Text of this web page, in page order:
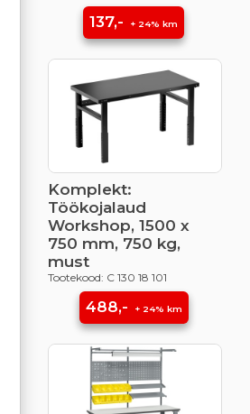
137,- + 24% km
Komplekt:
Töökojalaud
Workshop, 1500 x
750 mm, 750 kg,
must
Tootekood: C 130 18 101
488,- + 24% km